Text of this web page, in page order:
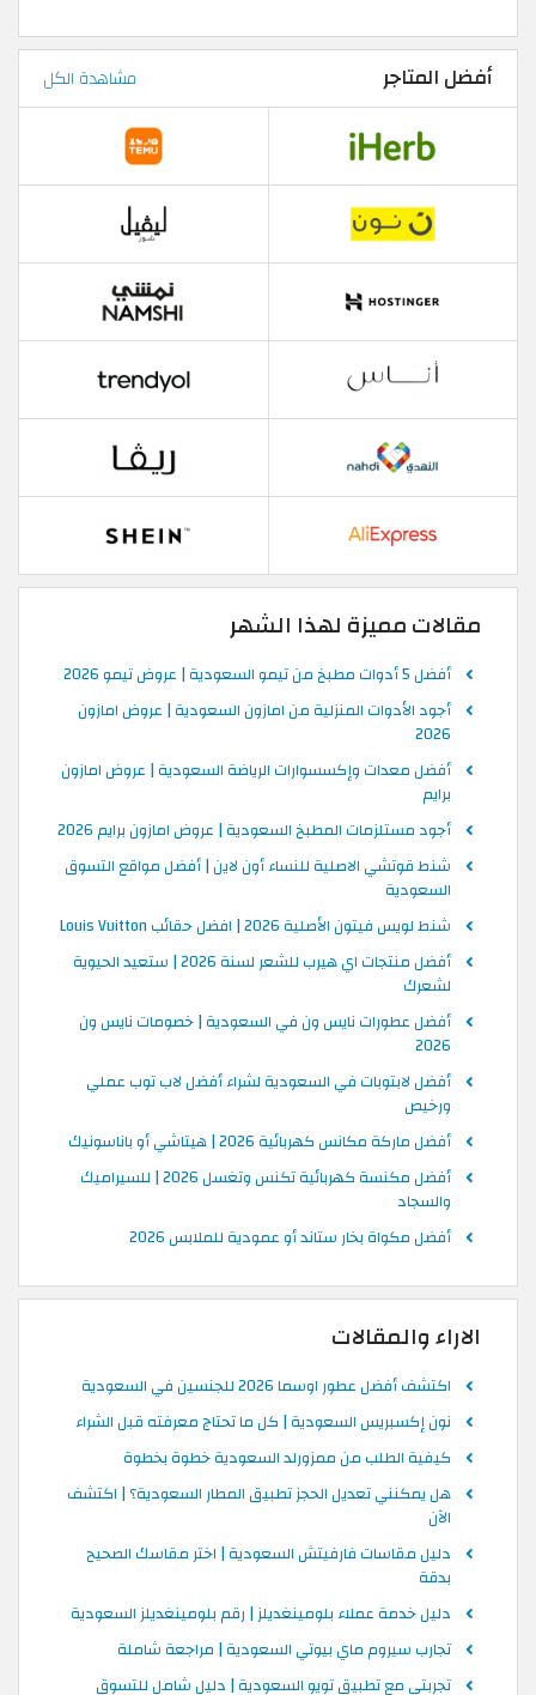
أفضل المتاجر مشاهدة الكل
مقالات مميزة لهذا الشهر
أفضل 5 أدوات مطبخ من تيمو السعودية | عروض تيمو 2026
أجود الأدوات المنزلية من امازون السعودية | عروض امازون
2026
أفضل معدات وإكسسوارات الرياضة السعودية | عروض امازون
برايم
أجود مستلزمات المطبخ السعودية | عروض امازون برايم 2026
شنط قوتشي الاصلية للنساء أون لاين | أفضل مواقع التسوق
السعودية
شنط لويس فيتون الأصلية 2026 | افضل حقائب Louis Vuitton
أفضل منتجات اي هيرب للشعر لسنة 2026 | ستعيد الحيوية
لشعرك
أفضل عطورات نايس ون في السعودية | خصومات نايس ون
2026
أفضل لابتوبات في السعودية لشراء أفضل لاب توب عملي
ورخيص
أفضل ماركة مكانس كهربائية 2026 | هيتاشي أو باناسونيك
أفضل مكنسة كهربائية تكنس وتغسل 2026 | للسيراميك
والسجاد
أفضل مكواة بخار ستاند أو عمودية للملابس 2026
الاراء والمقالات
اكتشف أفضل عطور اوسما 2026 للجنسين في السعودية
نون إكسبريس السعودية | كل ما تحتاج معرفته قبل الشراء
كيفية الطلب من ممزورلد السعودية خطوة بخطوة
هل يمكنني تعديل الحجز تطبيق المطار السعودية؟ | اكتشف
الآن
دليل مقاسات فارفيتش السعودية | اختر مقاسك الصحيح
بدقة
دليل خدمة عملاء بلومينغديلز | رقم بلومينغديلز السعودية
تجارب سيروم ماي بيوتي السعودية | مراجعة شاملة
تجربتي مع تطبيق تويو السعودية | دليل شامل للتسوق